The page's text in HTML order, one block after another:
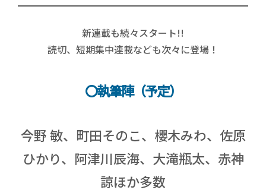
新連載も続々スタート!!
読切、短期集中連載なども次々に登場！
〇執筆陣（予定）
今野 敏、町田そのこ、櫻木みわ、佐原
ひかり、阿津川辰海、大滝瓶太、赤神
諒ほか多数